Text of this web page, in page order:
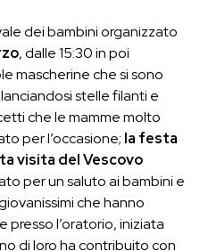
dei bambini organizzato
, dalle 15:30 in poi
mascherine che si sono
stelle filanti e
che le mamme molto
per l’occasione; la festa
visita del Vescovo
per un saluto ai bambini e
che hanno
presso l’oratorio, iniziata
di loro ha contribuito con